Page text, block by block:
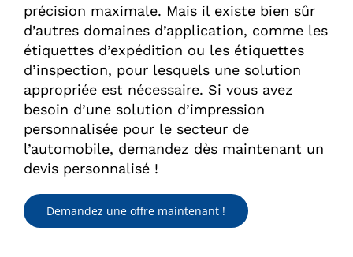
précision maximale. Mais il existe bien sûr
d’autres domaines d’application, comme les
étiquettes d’expédition ou les étiquettes
d’inspection, pour lesquels une solution
appropriée est nécessaire. Si vous avez
besoin d’une solution d’impression
personnalisée pour le secteur de
l’automobile, demandez dès maintenant un
devis personnalisé !
Demandez une offre maintenant !